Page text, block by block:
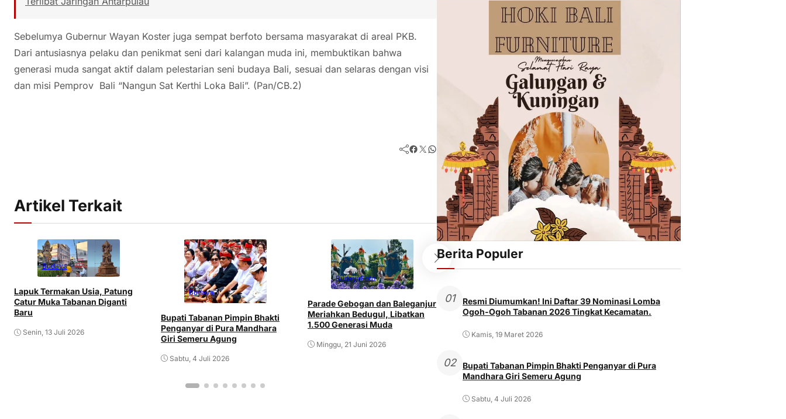
Sebelumya Gubernur Wayan Koster juga sempat berfoto bersama masyarakat di areal PKB.
Dari antusiasnya pelaku dan penikmat seni dari kalangan muda ini, membuktikan bahwa
generasi muda sangat aktif dalam pelestarian seni budaya Bali, sesuai dan selaras dengan visi
dan misi Pemprov Bali “Nangun Sat Kerthi Loka Bali”. (Pan/CB.2)
Facebook Twitter WhatsApp
Artikel Terkait
Budaya
Lapuk Termakan Usia, Patung
Catur Muka Tabanan Diganti
Baru
Senin, 13 Juli 2026
Budaya
Bupati Tabanan Pimpin Bhakti
Penganyar di Pura Mandhara
Giri Semeru Agung
Sabtu, 4 Juli 2026
BudayaFoto
Parade Gebogan dan Baleganjur
Meriahkan Bedugul, Libatkan
1.500 Generasi Muda
Minggu, 21 Juni 2026
Bupati dan Wakil Bupati
Selamat Hari Raya Galungan dan
Hadirkan Kekayaan Tradisi dan
Spirit Agraris, Tabanan
Berita Populer
01
Resmi Diumumkan! Ini Daftar 39 Nominasi Lomba
Ogoh-Ogoh Tabanan 2026 Tingkat Kecamatan.
Kamis, 19 Maret 2026
02
Bupati Tabanan Pimpin Bhakti Penganyar di Pura
Mandhara Giri Semeru Agung
Sabtu, 4 Juli 2026